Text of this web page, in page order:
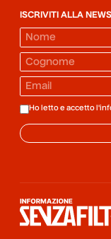
ISCRIVITI ALLA
Ho letto e accetto